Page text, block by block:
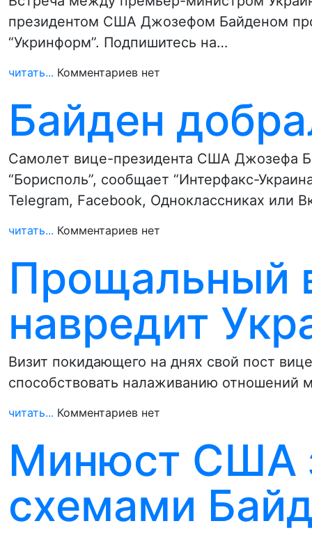
президентом США Джозефом Байденом
“Укринформ”. Подпишитесь на…
читать... Комментариев нет
Байден
Самолет вице-президента США Джозефа
“Борисполь”, сообщает “Интерфакс-
Telegram, Facebook, Одноклассниках или
читать... Комментариев нет
Прощальный
навредит
Визит покидающего на днях свой пост
способствовать налаживанию
читать... Комментариев нет
Минюст США
схемами